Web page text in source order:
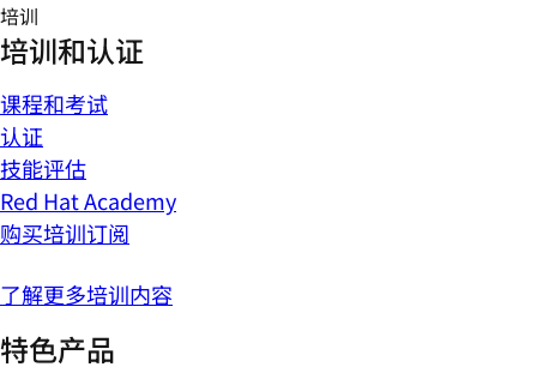
培训
培训和认证
课程和考试
认证
技能评估
Red Hat Academy
购买培训订阅
了解更多培训内容
特色产品